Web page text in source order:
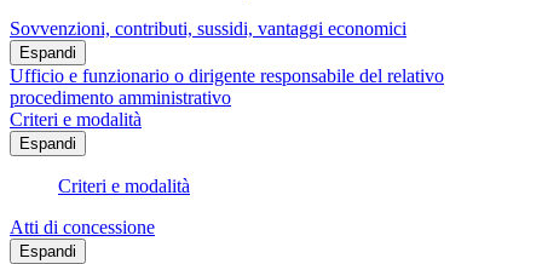
Sovvenzioni, contributi, sussidi, vantaggi economici
Espandi
Ufficio e funzionario o dirigente responsabile del relativo
procedimento amministrativo
Criteri e modalità
Espandi
Criteri e modalità
Atti di concessione
Espandi